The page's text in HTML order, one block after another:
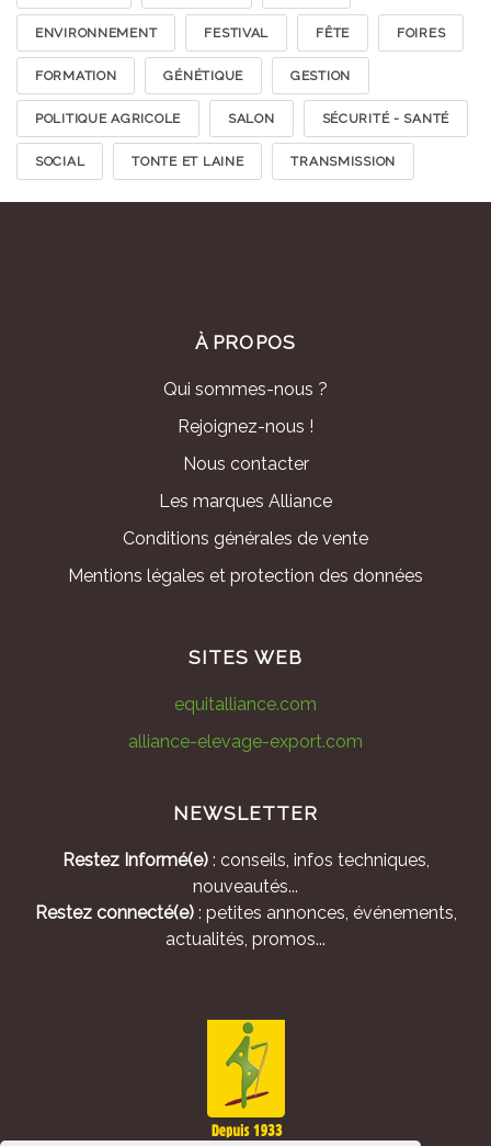
ENVIRONNEMENT FESTIVAL FÊTE FOIRES
FORMATION GÉNÉTIQUE GESTION
POLITIQUE AGRICOLE SALON SÉCURITÉ - SANTÉ
SOCIAL TONTE ET LAINE TRANSMISSION
À PROPOS
Qui sommes-nous ?
Rejoignez-nous !
Nous contacter
Les marques Alliance
Conditions générales de vente
Mentions légales et protection des données
SITES WEB
equitalliance.com
alliance-elevage-export.com
NEWSLETTER
Restez Informé(e): conseils, infos techniques,
nouveautés...
Restez connecté(e): petites annonces, événements,
actualités, promos...